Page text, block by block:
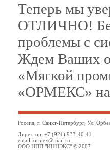
Теперь мы
ОТЛИЧНО!
проблемы с
Ждем Ваших
«Мягкой
«ОРМЕКС» на
Россия, г. Санкт-Петербург, Ул.
Директор: +7 (921) 933-40-41
email: ormex@mail.ru
ООО НПП "ИННЭКС" © 2007